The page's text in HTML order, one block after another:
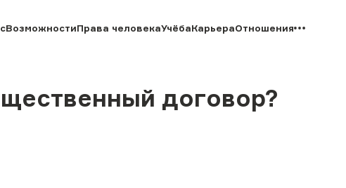
ВозможностиПрава человекаУчёбаКарьераОтношения
договор?